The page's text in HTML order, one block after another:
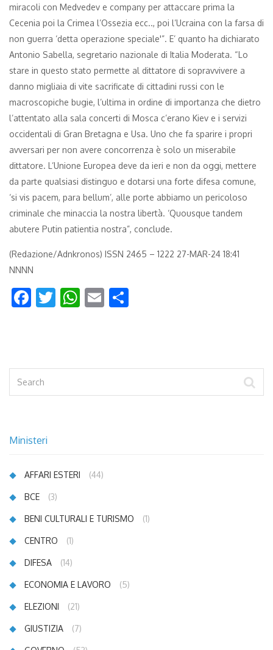
miracoli con Medvedev e company per attaccare prima la
Cecenia poi la Crimea l’Ossezia ecc.., poi l’Ucraina con la farsa di
non guerra ‘detta operazione speciale'”. E’ quanto ha dichiarato
Antonio Sabella, segretario nazionale di Italia Moderata. “Lo
stare in questo stato permette al dittatore di sopravvivere a
danno migliaia di vite sacrificate di cittadini russi con le
macroscopiche bugie, l’ultima in ordine di importanza che dietro
l’attentato alla sala concerti di Mosca c’erano Kiev e i servizi
occidentali di Gran Bretagna e Usa. Uno che fa sparire i propri
avversari per non avere concorrenza è solo un miserabile
dittatore. L’Unione Europea deve da ieri e non da oggi, mettere
da parte qualsiasi distinguo e dotarsi una forte difesa comune,
‘si vis pacem, para bellum’, alle porte abbiamo un pericoloso
criminale che minaccia la nostra libertà. ‘Quousque tandem
abutere Putin patientia nostra”, conclude.
(Redazione/Adnkronos) ISSN 2465 – 1222 27-MAR-24 18:41
NNNN
Facebook
Twitter
WhatsApp
Email
Ministeri
AFFARI ESTERI (44)
BCE (3)
BENI CULTURALI E TURISMO (1)
CENTRO (1)
DIFESA (14)
ECONOMIA E LAVORO (5)
ELEZIONI (21)
GIUSTIZIA (7)